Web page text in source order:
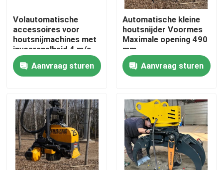
Contacteer ons
nieuws
Vraag een offerte aan
Hightop Mini Excavator
kleine hydraulische graafmachine
Volautomatische
accessoires voor
houtsnijmachines met
invoersnelheid 4 m/s
Aanvraag sturen
Automatische kleine
houtsnijder Voormes
Maximale opening 490
mm
Aanvraag sturen